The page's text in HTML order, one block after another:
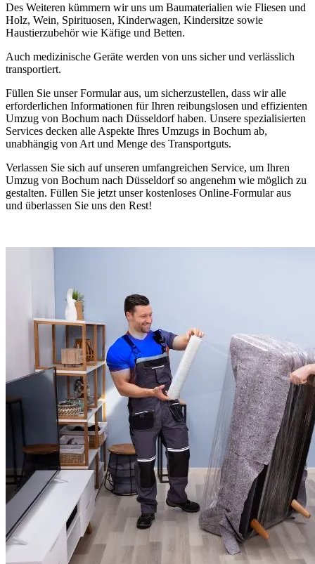
Des Weiteren kümmern wir uns um Baumaterialien wie Fliesen und
Holz, Wein, Spirituosen, Kinderwagen, Kindersitze sowie
Haustierzubehör wie Käfige und Betten.
Auch medizinische Geräte werden von uns sicher und verlässlich
transportiert.
Füllen Sie unser Formular aus, um sicherzustellen, dass wir alle
erforderlichen Informationen für Ihren reibungslosen und effizienten
Umzug von Bochum nach Düsseldorf haben. Unsere spezialisierten
Services decken alle Aspekte Ihres Umzugs in Bochum ab,
unabhängig von Art und Menge des Transportguts.
Verlassen Sie sich auf unseren umfangreichen Service, um Ihren
Umzug von Bochum nach Düsseldorf so angenehm wie möglich zu
gestalten. Füllen Sie jetzt unser kostenloses Online-Formular aus
und überlassen Sie uns den Rest!